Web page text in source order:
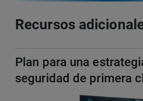
Recursos
Plan para una
seguridad de primera